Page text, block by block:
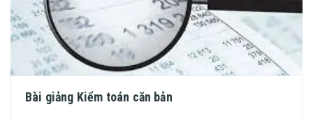
Bài giảng Kiểm toán căn bản